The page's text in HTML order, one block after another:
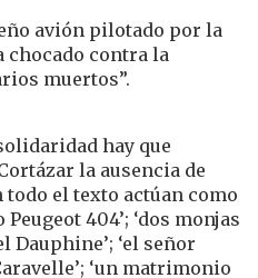
avión pilotado por la
chocado contra la
muertos”.
hay que
la ausencia de
todo el texto actúan como
404’; ‘dos monjas
Dauphine’; ‘el señor
‘un matrimonio